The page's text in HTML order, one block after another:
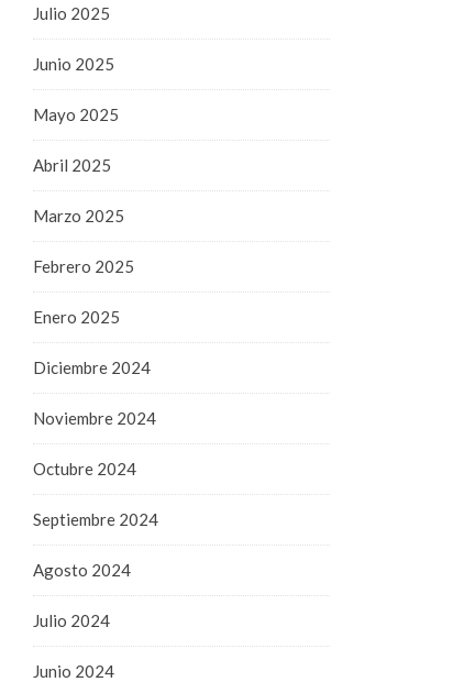
Julio 2025
Junio 2025
Mayo 2025
Abril 2025
Marzo 2025
Febrero 2025
Enero 2025
Diciembre 2024
Noviembre 2024
Octubre 2024
Septiembre 2024
Agosto 2024
Julio 2024
Junio 2024